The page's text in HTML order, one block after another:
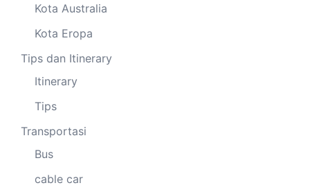
Kota Australia
Kota Eropa
Tips dan Itinerary
Itinerary
Tips
Transportasi
Bus
cable car